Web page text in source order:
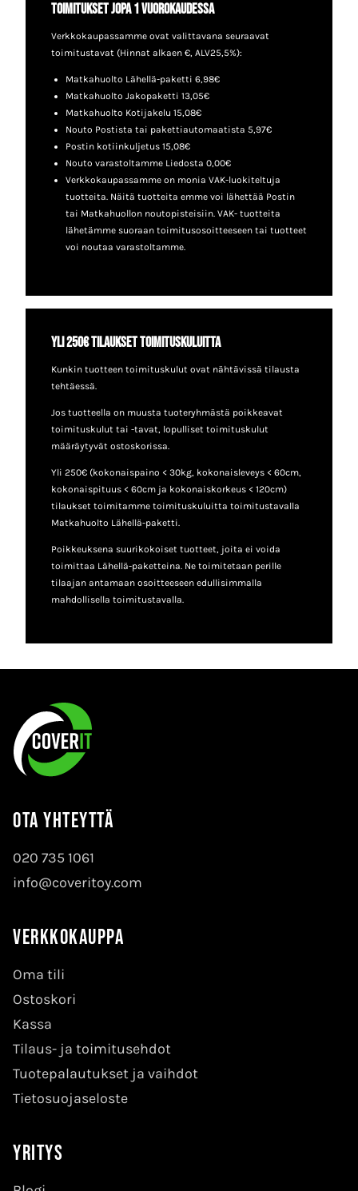
Toimitukset jopa 1 vuorokaudessa
Verkkokaupassamme ovat valittavana seuraavat
toimitustavat (Hinnat alkaen €, ALV25,5%):
Matkahuolto Lähellä-paketti 6,98€
Matkahuolto Jakopaketti 13,05€
Matkahuolto Kotijakelu 15,08€
Nouto Postista tai pakettiautomaatista 5,97€
Postin kotiinkuljetus 15,08€
Nouto varastoltamme Liedosta 0,00€
Verkkokaupassamme on monia VAK-luokiteltuja
tuotteita. Näitä tuotteita emme voi lähettää Postin
tai Matkahuollon noutopisteisiin. VAK- tuotteita
lähetämme suoraan toimitusosoitteeseen tai tuotteet
voi noutaa varastoltamme.
Yli 250€ tilaukset toimituskuluitta
Kunkin tuotteen toimituskulut ovat nähtävissä tilausta
tehtäessä.
Jos tuotteella on muusta tuoteryhmästä poikkeavat
toimituskulut tai -tavat, lopulliset toimituskulut
määräytyvät ostoskorissa.
Yli 250€ (kokonaispaino < 30kg, kokonaisleveys < 60cm,
kokonaispituus < 60cm ja kokonaiskorkeus < 120cm)
tilaukset toimitamme toimituskuluitta toimitustavalla
Matkahuolto Lähellä-paketti.
Poikkeuksena suurikokoiset tuotteet, joita ei voida
toimittaa Lähellä-paketteina. Ne toimitetaan perille
tilaajan antamaan osoitteeseen edullisimmalla
mahdollisella toimitustavalla.
Ota yhteyttä
020 735 1061
info@coveritoy.com
Verkkokauppa
Oma tili
Ostoskori
Kassa
Tilaus- ja toimitusehdot
Tuotepalautukset ja vaihdot
Tietosuojaseloste
Yritys